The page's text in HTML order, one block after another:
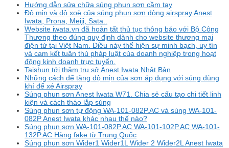
Hướng dẫn sửa chữa súng phun sơn cầm tay
Độ mịn và độ xoè của súng phun sơn dòng airspray Anest
Iwata, Prona, Meiji, Sata..
Website iwata.vn đã hoàn tất thủ tục thông báo với Bộ Công
Thương theo đúng quy định dành cho website thương mại
điện tử tại Việt Nam. Điều này thể hiện sự minh bạch, uy tín
và cam kết tuân thủ pháp luật của doanh nghiệp trong hoạt
động kinh doanh trực tuyến.
Taishun tới thăm trụ sở Anest Iwata Nhật Bản
Những cách để tăng độ mịn của sơn áp dụng với súng dùng
khí để xé Airspray
Súng phun sơn Anest Iwata W71. Chia sẻ cấu tạo chi tiết linh
kiện và cách tháo lắp súng
Súng phun sơn tự động WA-101-082P.AC và súng WA-101-
082P Anest Iwata khác nhau thế nào?
Súng phun sơn WA-101-082P.AC WA-101-102P.AC WA-101-
132P.AC Hàng fake từ Trung Quốc
Súng phun sơn Wider1 Wider1L Wider 2 Wider2L Anest Iwata